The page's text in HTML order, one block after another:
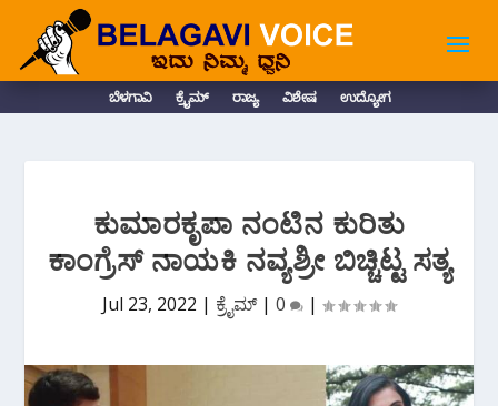
ಬೆಳಗಾವಿ ಕ್ರೈಮ್ ರಾಜ್ಯ ವಿಶೇಷ ಉದ್ಯೋಗ
ಕುಮಾರಕೃಪಾ ನಂಟಿನ ಕುರಿತು
ಕಾಂಗ್ರೆಸ್ ನಾಯಕಿ ನವ್ಯಶ್ರೀ ಬಿಚ್ಚಿಟ್ಟ ಸತ್ಯ
Jul 23, 2022 | ಕ್ರೈಮ್| 0 |